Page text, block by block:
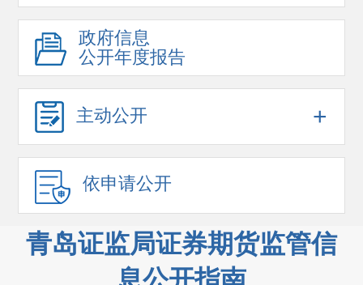
政府信息
公开年度报告
主动公开 +
依申请公开
青岛证监局证券期货监管信